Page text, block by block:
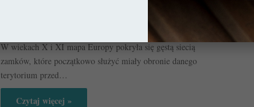
W wiekach X i XI mapa Europy pokryła się gęstą siecią
zamków, które początkowo służyć miały obronie danego
terytorium przed…
Czytaj więcej »